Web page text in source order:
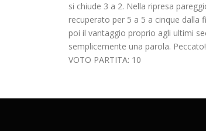
si chiude 3 a 2. Nella ripresa
recuperato per 5 a 5 a cinque dalla
poi il vantaggio proprio agli ultimi
semplicemente una parola. Peccato!
VOTO PARTITA: 10